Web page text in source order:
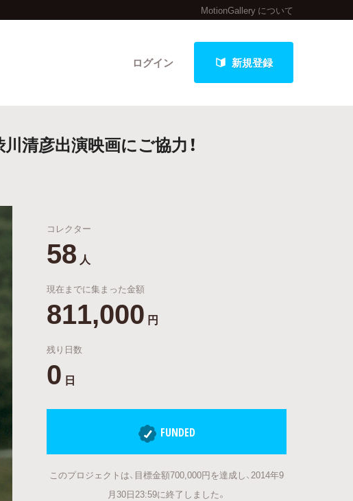
MotionGallery について
ログイン 新規登録
プロジェクト
探す 最新進捗報告から探す
ト
清彦出演映画にご協力！
コレクター
58 人
現在までに集まった金額
811,000 円
残り日数
0 日
FUNDED
このプロジェクトは、目標金額700,000円を達成し、2014年9
月30日23:59に終了しました。